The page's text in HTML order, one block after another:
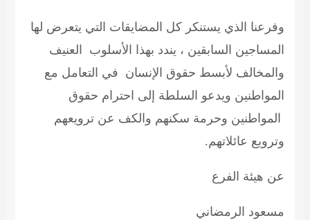
وفرعنا الذي يستنكر كل المضايقات التي يتعرض لها
المساجين السابقين ، يندد بهذا الأسلوب العنيف
والمخالف لأبسط حقوق الإنسان في التعامل مع
المواطنين ويدعو السلطة إلى احترام حقوق
المواطنين وحرمة سكنهم والكف عن ترويعهم
وترويع عائلاتهم.
عن هيئة الفرع
مسعود الرمضاني